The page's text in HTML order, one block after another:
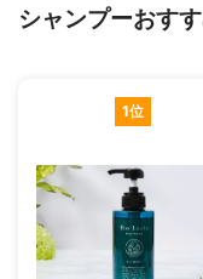
シャンプーおす
1位